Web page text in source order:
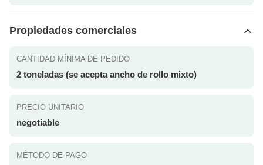
Propiedades comerciales
CANTIDAD MÍNIMA DE PEDIDO
2 toneladas (se acepta ancho de rollo mixto)
PRECIO UNITARIO
negotiable
MÉTODO DE PAGO